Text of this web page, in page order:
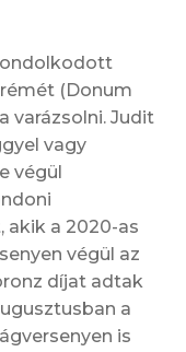
(Donum
varázsolni. Judit
vagy
végül
akik a 2020-as
végül az
díjat adtak
a
is